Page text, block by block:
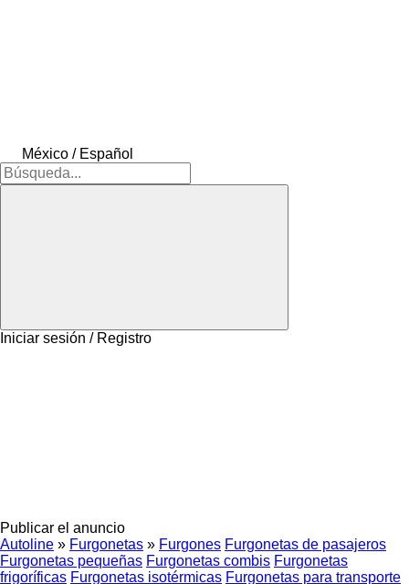
México / Español
Iniciar sesión / Registro
Publicar el anuncio
Autoline » Furgonetas » Furgones Furgonetas de pasajeros
Furgonetas pequeñas Furgonetas combis Furgonetas
frigoríficas Furgonetas isotérmicas Furgonetas para transporte